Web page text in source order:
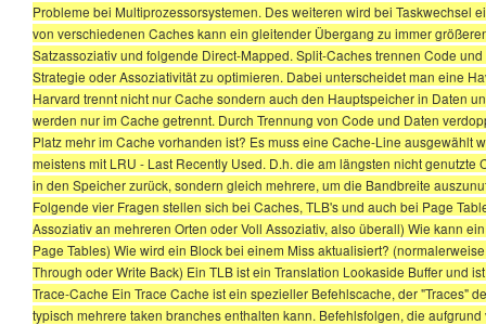
Probleme bei Multiprozessorsystemen. Des weiteren wird bei
von verschiedenen Caches kann ein gleitender Übergang zu immer
Satzassoziativ und folgende Direct-Mapped. Split-Caches trennen Code
Strategie oder Assoziativität zu optimieren. Dabei unterscheidet man eine
Harvard trennt nicht nur Cache sondern auch den Hauptspeicher in Daten
werden nur im Cache getrennt. Durch Trennung von Code und Daten
Platz mehr im Cache vorhanden ist? Es muss eine Cache-Line
meistens mit LRU - Last Recently Used. D.h. die am längsten nicht
in den Speicher zurück, sondern gleich mehrere, um die Bandbreite
Folgende vier Fragen stellen sich bei Caches, TLB's und auch bei Page
Assoziativ an mehreren Orten oder Voll Assoziativ, also überall) Wie kann
Page Tables) Wie wird ein Block bei einem Miss aktualisiert?
Through oder Write Back) Ein TLB ist ein Translation Lookaside Buffer und
Trace-Cache Ein Trace Cache ist ein spezieller Befehlscache, der "Traces"
typisch mehrere taken branches enthalten kann. Befehlsfolgen, die